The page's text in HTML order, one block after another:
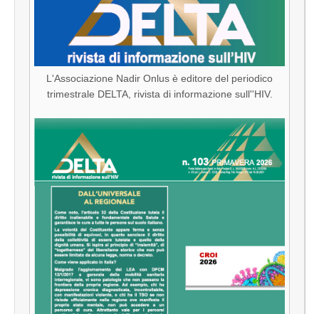
L'Associazione Nadir Onlus è editore del periodico
trimestrale DELTA, rivista di informazione sull''HIV.